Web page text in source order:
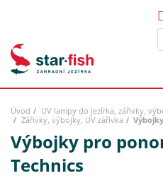
Úvod
UV lampy do jezírka, zářivky,
Zářivky, výbojky, UV zářivka
Výbojky pro
Technics